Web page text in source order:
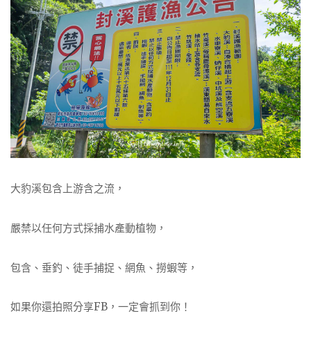
大豹溪包含上游含之流，
嚴禁以任何方式採捕水產動植物，
包含、垂釣、徒手捕捉、網魚、撈蝦等，
如果你還拍照分享FB，一定會抓到你！